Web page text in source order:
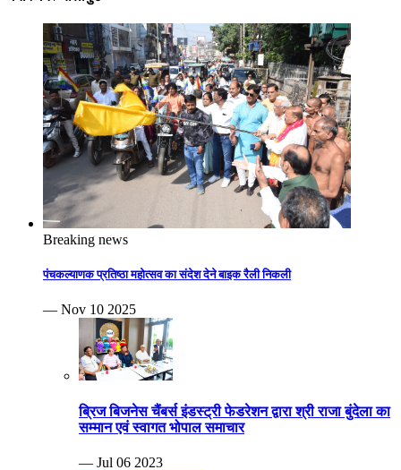
Breaking news
पंचकल्याणक प्रतिष्ठा महोत्सव का संदेश देने बाइक रैली निकली
— Nov 10 2025
ब्रिज बिजनेस चैंबर्स इंडस्ट्री फेडरेशन द्वारा श्री राजा बुंदेला का
सम्मान एवं स्वागत भोपाल समाचार
— Jul 06 2023